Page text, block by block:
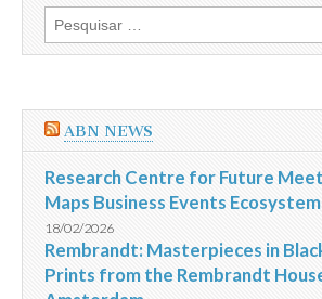
Pesquisar
por:
ABN NEWS
Research Centre for Future
Maps Business Events Ecosystem
18/02/2026
Rembrandt: Masterpieces in
Prints from the Rembrandt